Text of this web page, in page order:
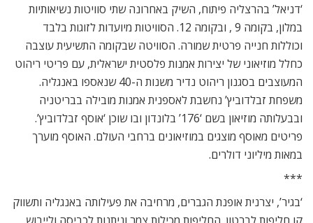
‘דניאל’ בהרצליה פיתוח, השיק באחרונה שתי סוויטות נשיאותיות
במלון, בקומה 9 , ובקומה 12. הסוויטות מיועדות לזוגות בלבד
וכוללות חנייה פרטית שמורה. הסוויטה שבקומה התשיעית עוצבה
כחלל מוזיאוני של יצירות אמנות פלסטית ישראלית, עם פריטי ריהוט
המעוצבים בסגנון ריהוט נדיר משנות ה-40 שנאספו באנגליה.
משפחת זבלדוביץ’ נחשבת לאספנית אמנות מובילה בבריטניה
ובבעלותה מוזיאון בשם ‘176’ בלונדון ובו שוכן ‘אוסף זבלדוביץ’.
פריטים מאוסף מוצגים במוזיאונים ברחבי העולם. האוסף מוערך
במאות מיליוני דולרים.
***
‘בגיר’, יצרנית אופנת הגברים, מרחיבה את פעילותה באנגליה ותשווק